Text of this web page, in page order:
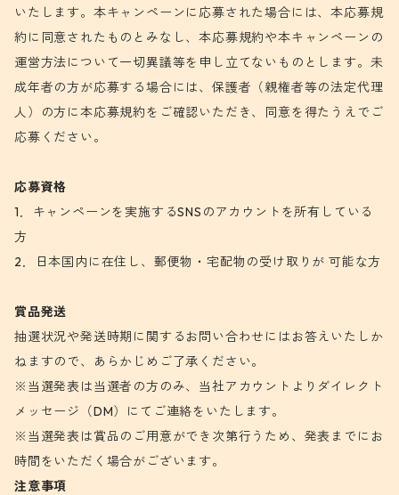
いたします。本キャンペーンに応募された場合には、本応募規
約に同意されたものとみなし、本応募規約や本キャンペーンの
運営方法について一切異議等を申し立てないものとします。未
成年者の方が応募する場合には、保護者（親権者等の法定代理
人）の方に本応募規約をご確認いただき、同意を得たうえでご
応募ください。
応募資格
1．キャンペーンを実施するSNSのアカウントを所有している
方
2．日本国内に在住し、郵便物・宅配物の受け取りが 可能な方
賞品発送
抽選状況や発送時期に関するお問い合わせにはお答えいたしか
ねますので、あらかじめご了承ください。
※当選発表は当選者の方のみ、当社アカウントよりダイレクト
メッセージ（DM）にてご連絡をいたします。
※当選発表は賞品のご用意ができ次第行うため、発表までにお
時間をいただく場合がございます。
注意事項